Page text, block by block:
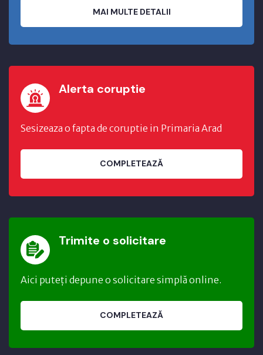
MAI MULTE DETALII
Alerta coruptie
Sesizeaza o fapta de coruptie in Primaria Arad
COMPLETEAZĂ
Trimite o solicitare
Aici puteți depune o solicitare simplă online.
COMPLETEAZĂ